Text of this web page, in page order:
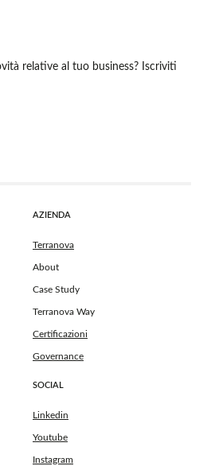
relative al tuo business? Iscriviti
AZIENDA
Terranova
About
Case Study
Terranova Way
Certificazioni
Governance
SOCIAL
Linkedin
Youtube
Instagram